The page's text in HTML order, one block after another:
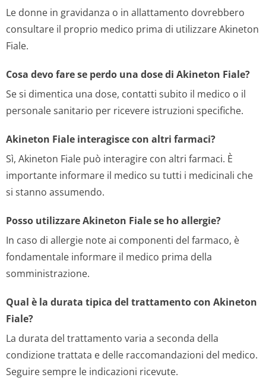
Le donne in gravidanza o in allattamento dovrebbero
consultare il proprio medico prima di utilizzare Akineton
Fiale.
Cosa devo fare se perdo una dose di Akineton Fiale?
Se si dimentica una dose, contatti subito il medico o il
personale sanitario per ricevere istruzioni specifiche.
Akineton Fiale interagisce con altri farmaci?
Sì, Akineton Fiale può interagire con altri farmaci. È
importante informare il medico su tutti i medicinali che
si stanno assumendo.
Posso utilizzare Akineton Fiale se ho allergie?
In caso di allergie note ai componenti del farmaco, è
fondamentale informare il medico prima della
somministrazione.
Qual è la durata tipica del trattamento con Akineton
Fiale?
La durata del trattamento varia a seconda della
condizione trattata e delle raccomandazioni del medico.
Seguire sempre le indicazioni ricevute.